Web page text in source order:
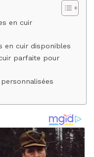
en cuir
en cuir disponibles
parfaite pour